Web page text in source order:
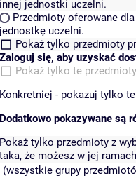
innej jednostki uczelni.
Przedmioty oferowane
jednostkę uczelni.
Pokaż tylko przedmioty
Zaloguj się, aby uzyskać
Pokaż tylko te
Konkretniej - pokazuj tylko
Dodatkowo pokazywane są
Pokaż tylko przedmioty z
taka, że możesz w jej